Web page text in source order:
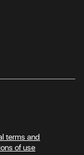
terms and
of use